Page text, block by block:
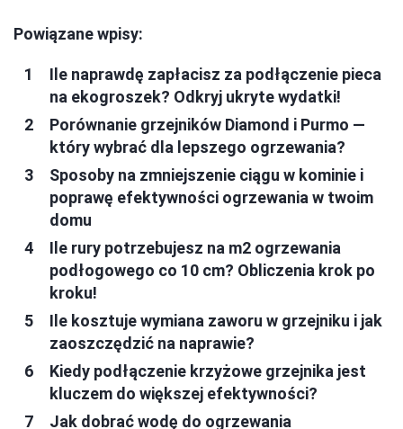
Powiązane wpisy:
Ile naprawdę zapłacisz za podłączenie pieca
na ekogroszek? Odkryj ukryte wydatki!
Porównanie grzejników Diamond i Purmo —
który wybrać dla lepszego ogrzewania?
Sposoby na zmniejszenie ciągu w kominie i
poprawę efektywności ogrzewania w twoim
domu
Ile rury potrzebujesz na m2 ogrzewania
podłogowego co 10 cm? Obliczenia krok po
kroku!
Ile kosztuje wymiana zaworu w grzejniku i jak
zaoszczędzić na naprawie?
Kiedy podłączenie krzyżowe grzejnika jest
kluczem do większej efektywności?
Jak dobrać wodę do ogrzewania